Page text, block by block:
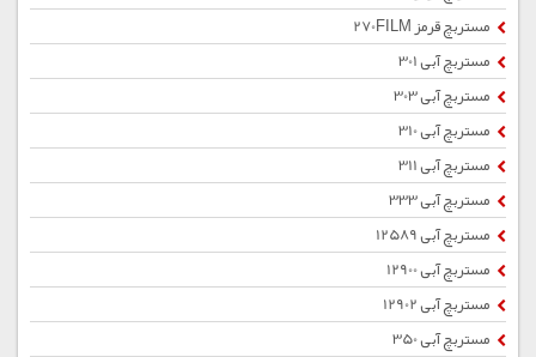
مستربچ قرمز 270FILM
مستربچ آبی 301
مستربچ آبی 303
مستربچ آبی 310
مستربچ آبی 311
مستربچ آبی 333
مستربچ آبی 12589
مستربچ آبی 12900
مستربچ آبی 12902
مستربچ آبی 350